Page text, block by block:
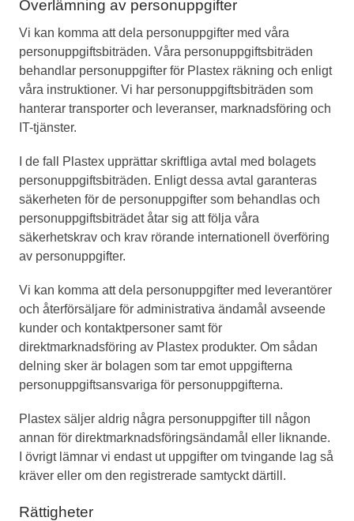
Överlämning av personuppgifter
Vi kan komma att dela personuppgifter med våra
personuppgiftsbiträden. Våra personuppgiftsbiträden
behandlar personuppgifter för Plastex räkning och enligt
våra instruktioner. Vi har personuppgiftsbiträden som
hanterar transporter och leveranser, marknadsföring och
IT-tjänster.
I de fall Plastex upprättar skriftliga avtal med bolagets
personuppgiftsbiträden. Enligt dessa avtal garanteras
säkerheten för de personuppgifter som behandlas och
personuppgiftsbiträdet åtar sig att följa våra
säkerhetskrav och krav rörande internationell överföring
av personuppgifter.
Vi kan komma att dela personuppgifter med leverantörer
och återförsäljare för administrativa ändamål avseende
kunder och kontaktpersoner samt för
direktmarknadsföring av Plastex produkter. Om sådan
delning sker är bolagen som tar emot uppgifterna
personuppgiftsansvariga för personuppgifterna.
Plastex säljer aldrig några personuppgifter till någon
annan för direktmarknadsföringsändamål eller liknande.
I övrigt lämnar vi endast ut uppgifter om tvingande lag så
kräver eller om den registrerade samtyckt därtill.
Rättigheter